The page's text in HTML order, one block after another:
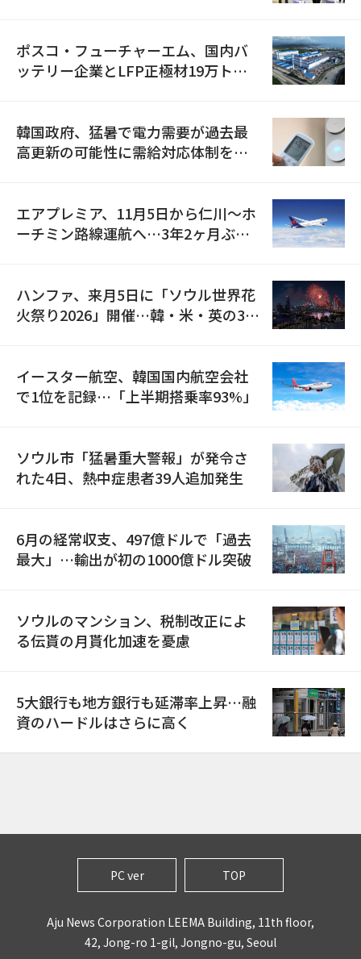
ポスコ・フューチャーエム、国内バ
ッテリー企業とLFP正極材19万トン
韓国政府、猛暑で電力需要が過去最
高更新の可能性に需給対応体制を点
エアプレミア、11月5日から仁川〜ホ
ーチミン路線運航へ…3年2ヶ月ぶり
ハンファ、来月5日に「ソウル世界花
火祭り2026」開催…韓・米・英の3カ
イースター航空、韓国国内航空会社
で1位を記録…「上半期搭乗率93%」
ソウル市「猛暑重大警報」が発令さ
れた4日、熱中症患者39人追加発生
6月の経常収支、497億ドルで「過去
最大」…輸出が初の1000億ドル突破
ソウルのマンション、税制改正によ
る伝貰の月貰化加速を憂慮
5大銀行も地方銀行も延滞率上昇…融
資のハードルはさらに高く
PC ver TOP
Aju News Corporation LEEMA Building, 11th floor,
42, Jong-ro 1-gil, Jongno-gu, Seoul